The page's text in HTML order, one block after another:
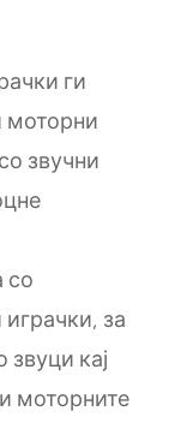
ги
моторни
звучни
со
за
кај
моторните